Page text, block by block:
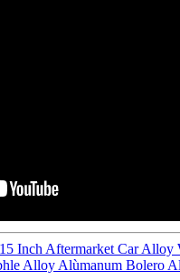
Inch Aftermarket Car Alloy
Alloy Alùmanum Bolero